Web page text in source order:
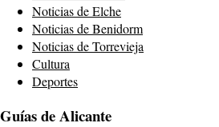
Noticias de Elche
Noticias de Benidorm
Noticias de Torrevieja
Cultura
Deportes
Guías de Alicante